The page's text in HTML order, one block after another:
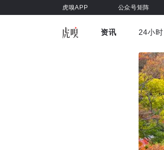
虎嗅APP 公众号矩阵
资讯 24小时